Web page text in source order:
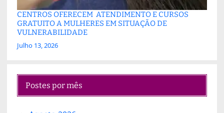
CENTROS OFERECEM ATENDIMENTO E CURSOS
GRATUITO A MULHERES EM SITUAÇÃO DE
VULNERABILIDADE
Julho 13, 2026
Postes por mês